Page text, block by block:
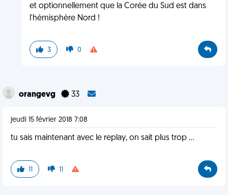
et optionnellement que la Corée du Sud est dans
l'hémisphère Nord !
3 0
orangevg 33
jeudi 15 février 2018 7:08
tu sais maintenant avec le replay, on sait plus trop ...
11 11